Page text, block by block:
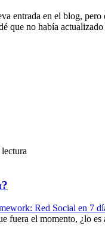
entrada en el blog,
que no había
Red Social en 7
fuera el momento, ¿lo es